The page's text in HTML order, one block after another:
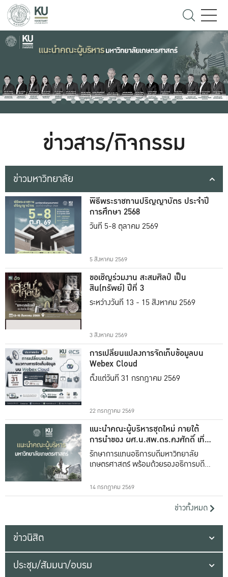
ข่าวสาร/กิจกรรม
ข่าวมหาวิทยาลัย
พิธีพระราชทานปริญญาบัตร ประจำปี
การศึกษา 2568
วันที่ 5-8 ตุลาคม 2569
5 สิงหาคม 2569
ขอเชิญร่วมงาน สะสมศิลป์ เป็น
สิน(ทรัพย์) ปีที่ 3
ระหว่างวันที่ 13 - 15 สิงหาคม 2569
3 สิงหาคม 2569
การเปลี่ยนแปลงการจัดเก็บข้อมูลบน
Webex Cloud
ตั้งแต่วันที่ 31 กรกฎาคม 2569
22 กรกฎาคม 2569
แนะนำคณะผู้บริหารชุดใหม่ ภายใต้
การนำของ ผศ.น.สพ.ดร.คงศักดิ์ เที่ยง
ธรรม
รักษาการแทนอธิการบดีมหาวิทยาลัย
เกษตรศาสตร์ พร้อมด้วยรองอธิการบดีทั้ง
14 กรกฎาคม 2569
ข่าวทั้งหมด
ข่าวนิสิต
ประชุม/สัมมนา/อบรม